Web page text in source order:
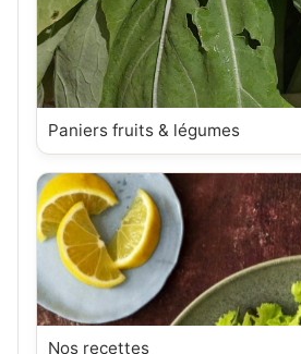
Paniers fruits & légumes
Nos recettes